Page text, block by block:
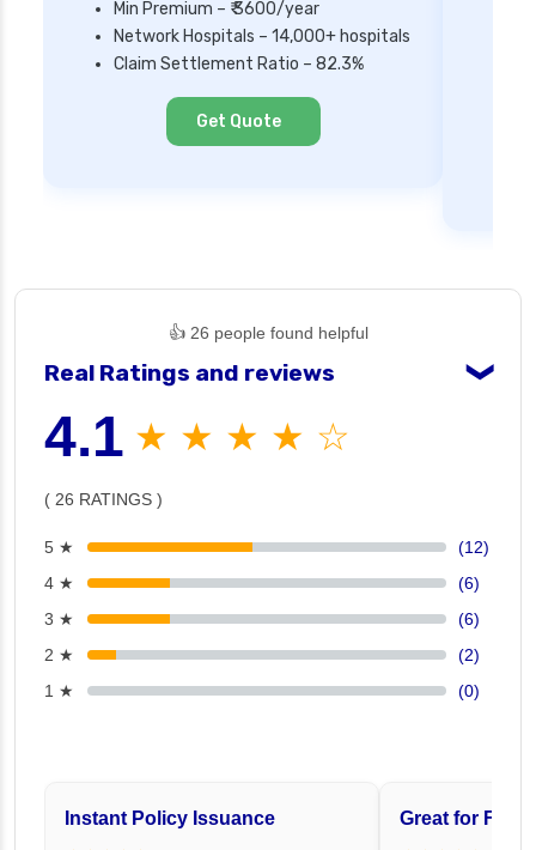
Min Premium – ₹ 3600/year
Network Hospitals – 14,000+ hospitals
Claim Settlement Ratio – 82.3%
Get Quote
👍 26 people found helpful
Real Ratings and reviews ❯
4.1 ★ ★ ★ ★ ☆
( 26 RATINGS )
5 ★
(12)
4 ★
(6)
3 ★
(6)
2 ★
(2)
1 ★
(0)
Instant Policy Issuance
Great for